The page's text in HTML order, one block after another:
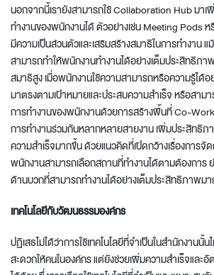
นอกจากนี้เรายังสามารถใช้ Collaboration Hub มา
ทำงานของพนักงานได้ ตัวอย่างเช่น Meeting Pods
มีความเป็นส่วนตัวและเสริมสร้างสมาธิในการทำงาน
สามารถทำให้พนักงานทำงานได้อย่างเต็มประสิทธิภา
สมาธิสูง เมื่อพนักงานใช้ความสามารถหรือความรู้ได้
มาตรงตามเป้าหมายและประสบความสำเร็จ หรือสา
การทำงานของพนักงานด้วยการสร้างพื้นที่ Co-
การทำงานร่วมกันหลากหลายสายงาน เพิ่มประสิทธิภ
ความสำเร็จมากขึ้น ด้วยแนวคิดที่เปิดกว้างเรื่องการจั
พนักงานสามารถเลือกสถานที่ทำงานได้ตามต้องการ
ด้านบวกที่สามารถทำงานได้อย่างเต็มประสิทธิภาพม
เทคโนโลยีกับวัฒนธรรมองค์กร
ปฏิเสธไม่ได้ว่าการใช้เทคโนโลยีที่จำเป็นในสำนักงานนั้
สะดวกให้คนในองค์กร แต่ยังช่วยเพิ่มความสำเร็จและ